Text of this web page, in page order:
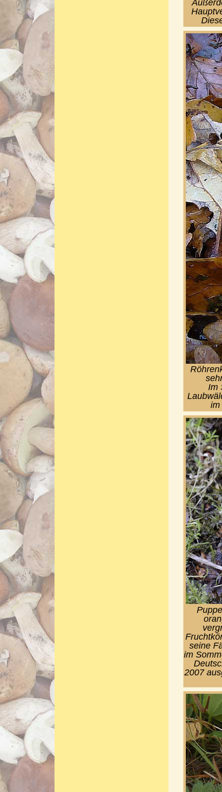
Im
im
seine
im
2007